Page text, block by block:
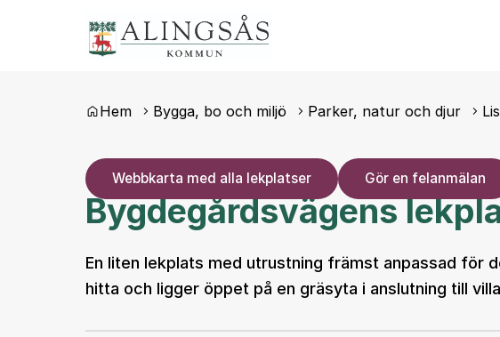
Du är här:
Hem Bygga, bo och miljö Parker, natur och djur
Webbkarta med alla lekplatser Gör en felanmälan
Bygdegårdsvägens
En liten lekplats med utrustning främst anpassad för
hitta och ligger öppet på en gräsyta i anslutning till